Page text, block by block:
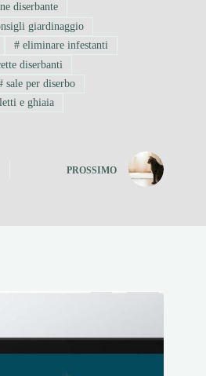
diserbante
giardinaggio
#eliminare infestanti
diserbanti
sale per diserbo
e ghiaia
PROSSIMO